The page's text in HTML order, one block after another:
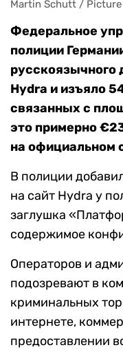
Martin Schutt / Picture
Федеральное
полиции
русскоязычного
Hydra и изъяло
связанных с
это примерно
на официальном
В полиции
на сайт Hydra у
заглушка
содержимое
Операторов и
подозревают в
криминальных
интернете,
предоставлении